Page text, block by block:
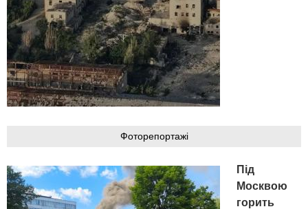
Фоторепортажі
Під
Москвою
горить